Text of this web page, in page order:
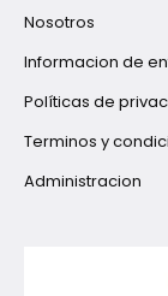
Nosotros
Informacion de
Políticas de
Terminos y
Administracion